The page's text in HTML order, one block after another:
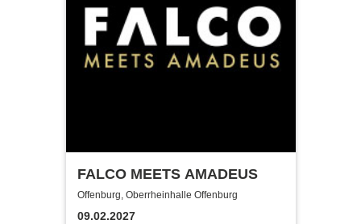
FALCO MEETS AMADEUS
Offenburg, Oberrheinhalle Offenburg
09.02.2027